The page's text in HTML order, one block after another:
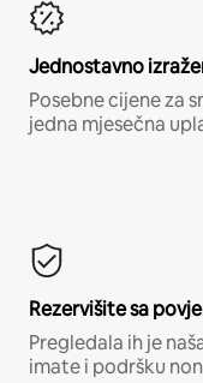
Jednostavno
Posebne cijene za
jedna mjesečna
Rezervišite sa
Pregledala ih je
imate i podršku